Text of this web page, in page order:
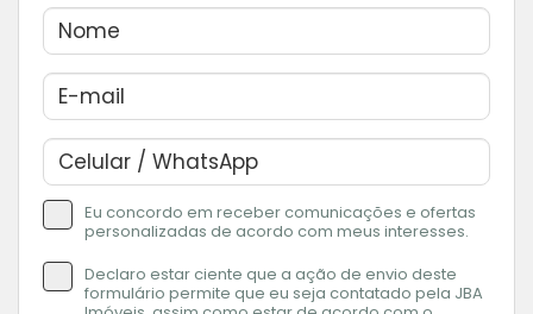
Eu concordo em receber comunicações e ofertas
personalizadas de acordo com meus interesses.
Declaro estar ciente que a ação de envio deste
formulário permite que eu seja contatado pela JBA